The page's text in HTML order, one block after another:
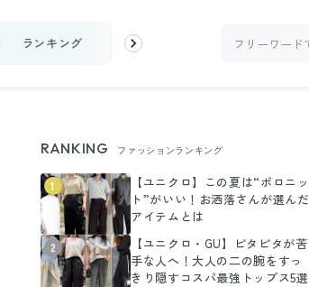
ランキング お金 収納・片付け
RANKING ファッションランキング
1
【ユニクロ】この夏は“ポロニッ
ト”がいい！お洒落さんが選んだ
アイテムとは
2
【ユニクロ・GU】ピタピタが苦
手な人へ！大人の二の腕をすっ
きり隠すコスパ最強トップス5選